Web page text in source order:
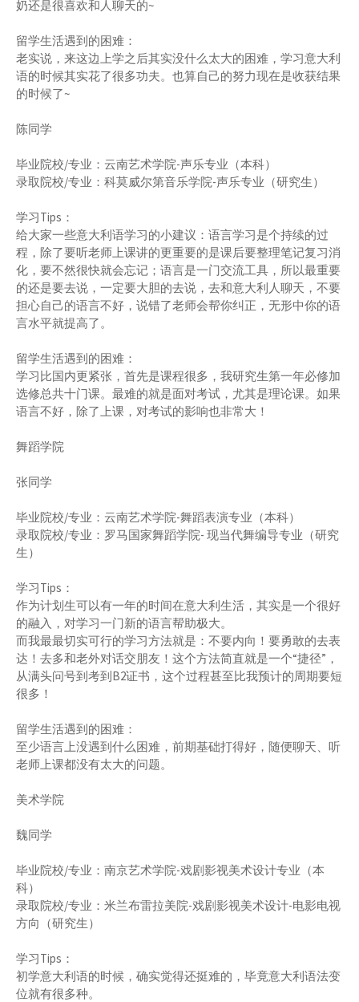
奶还是很喜欢和人聊天的~
留学生活遇到的困难：
老实说，来这边上学之后其实没什么太大的困难，学习意大利
语的时候其实花了很多功夫。也算自己的努力现在是收获结果
的时候了~
陈同学
毕业院校/专业：云南艺术学院-声乐专业（本科）
录取院校/专业：科莫威尔第音乐学院-声乐专业（研究生）
学习Tips：
给大家一些意大利语学习的小建议：语言学习是个持续的过
程，除了要听老师上课讲的更重要的是课后要整理笔记复习消
化，要不然很快就会忘记；语言是一门交流工具，所以最重要
的还是要去说，一定要大胆的去说，去和意大利人聊天，不要
担心自己的语言不好，说错了老师会帮你纠正，无形中你的语
言水平就提高了。
留学生活遇到的困难：
学习比国内更紧张，首先是课程很多，我研究生第一年必修加
选修总共十门课。最难的就是面对考试，尤其是理论课。如果
语言不好，除了上课，对考试的影响也非常大！
舞蹈学院
张同学
毕业院校/专业：云南艺术学院-舞蹈表演专业（本科）
录取院校/专业：罗马国家舞蹈学院- 现当代舞编导专业（研究
生）
学习Tips：
作为计划生可以有一年的时间在意大利生活，其实是一个很好
的融入，对学习一门新的语言帮助极大。
而我最最切实可行的学习方法就是：不要内向！要勇敢的去表
达！去多和老外对话交朋友！这个方法简直就是一个“捷径”，
从满头问号到考到B2证书，这个过程甚至比我预计的周期要短
很多！
留学生活遇到的困难：
至少语言上没遇到什么困难，前期基础打得好，随便聊天、听
老师上课都没有太大的问题。
美术学院
魏同学
毕业院校/专业：南京艺术学院-戏剧影视美术设计专业（本
科）
录取院校/专业：米兰布雷拉美院-戏剧影视美术设计-电影电视
方向（研究生）
学习Tips：
初学意大利语的时候，确实觉得还挺难的，毕竟意大利语法变
位就有很多种。